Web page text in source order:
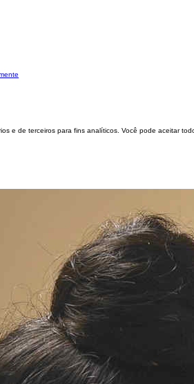
e de terceiros para fins analíticos. Você pode aceitar